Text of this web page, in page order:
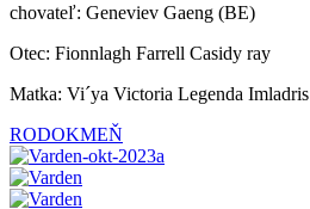
chovateľ: Geneviev Gaeng (BE)
Otec: Fionnlagh Farrell Casidy ray
Matka: Vi´ya Victoria Legenda Imladris
RODOKMEŇ